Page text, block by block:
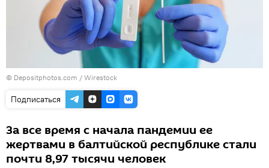
© Depositphotos.com / Wirestock
Подписаться
За все время с начала пандемии ее
жертвами в балтийской республике стали
почти 8,97 тысячи человек